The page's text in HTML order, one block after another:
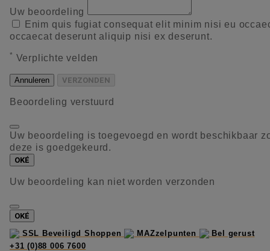
Uw beoordeling
Enim quis fugiat consequat elit minim nisi eu
occaecat deserunt aliquip nisi ex deserunt.
* Verplichte velden
Annuleren VERZONDEN
Beoordeling verstuurd
Uw beoordeling is toegevoegd en wordt beschikbaar
deze is goedgekeurd.
OKÉ
Uw beoordeling kan niet worden verzonden
OKÉ
SSL Beveiligd Shoppen
MAZzelpunten
Bel gerust
+31 (0)88 006 7600